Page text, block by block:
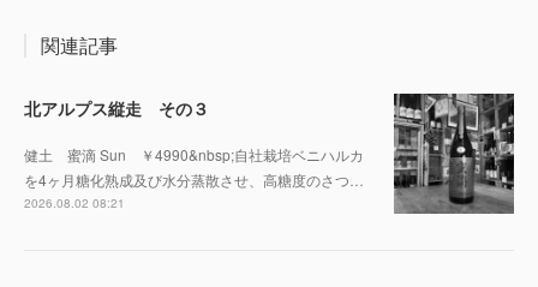
関連記事
北アルプス縦走 その３
健土 蜜滴 Sun ￥4990&nbsp;自社栽培ベニハルカ
を4ヶ月糖化熟成及び水分蒸散させ、高糖度のさつ…
2026.08.02 08:21